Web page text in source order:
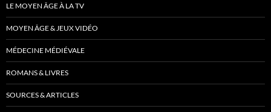
LE MOYEN ÂGE À LA TV
MOYEN ÂGE & JEUX VIDÉO
MÉDECINE MÉDIÉVALE
ROMANS & LIVRES
SOURCES & ARTICLES